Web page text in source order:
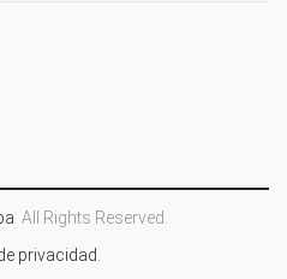
. All Rights Reserved.
privacidad.